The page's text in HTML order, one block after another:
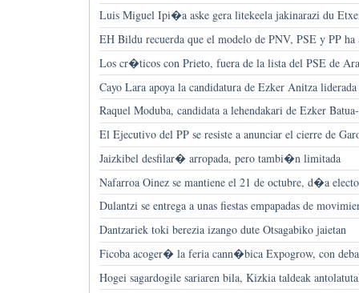
Luis Miguel Ipi�a aske gera litekeela jakinarazi du
EH Bildu recuerda que el modelo de PNV, PSE y PP
Los cr�ticos con Prieto, fuera de la lista del PSE de
Cayo Lara apoya la candidatura de Ezker Anitza
Raquel Moduba, candidata a lehendakari de Ezker
El Ejecutivo del PP se resiste a anunciar el cierre de
Jaizkibel desfilar� arropada, pero tambi�n limitada
Nafarroa Oinez se mantiene el 21 de octubre, d�a
Dulantzi se entrega a unas fiestas empapadas de
Dantzariek toki berezia izango dute Otsagabiko jaietan
Ficoba acoger� la feria cann�bica Expogrow, con
Hogei sagardogile sariaren bila, Kizkia taldeak